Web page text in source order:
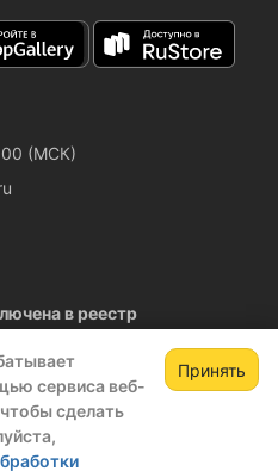
сервиса веб-
сделать
Принять
(МСК)
в реестр